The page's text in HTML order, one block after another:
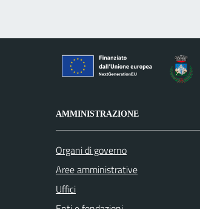
AMMINISTRAZIONE
Organi di governo
Aree amministrative
Uffici